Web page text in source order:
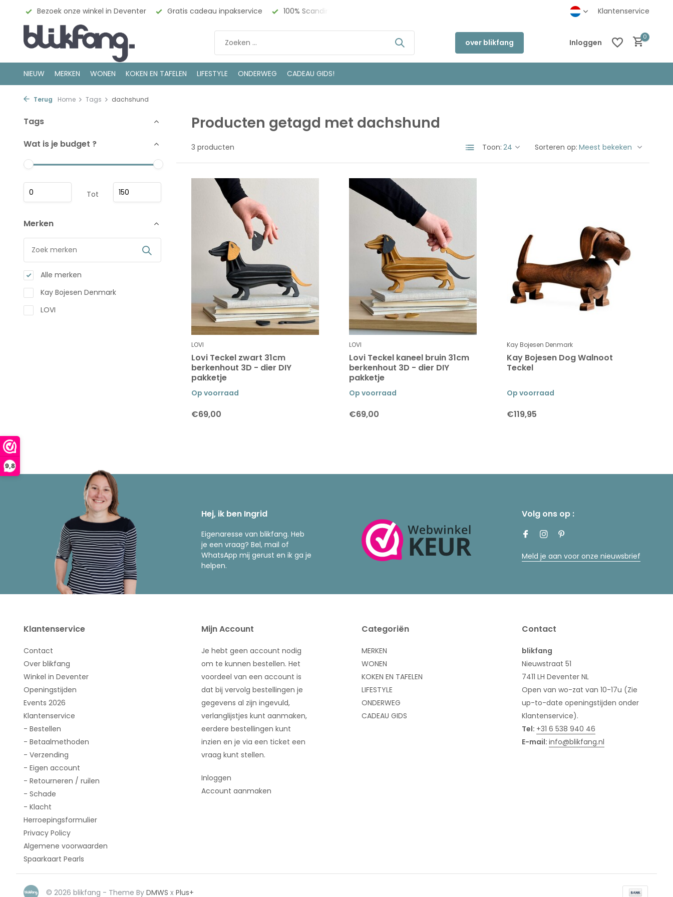
9,8
Bezoek onze winkel in Deventer Gratis cadeau inpakservice 100% Scandinavisch Design Klantenservice
over blikfang Inloggen
0
NIEUW MERKEN WONEN KOKEN EN TAFELEN LIFESTYLE ONDERWEG CADEAU GIDS!
Terug Home Tags dachshund
Tags
Wat is je budget ?
Tot
Merken
Alle merken
Kay Bojesen Denmark
LOVI
Producten getagd met dachshund
3 producten Toon: Sorteren op:
LOVI
Lovi Teckel zwart 31cm
berkenhout 3D - dier DIY
pakketje
Op voorraad
€69,00
LOVI
Lovi Teckel kaneel bruin 31cm
berkenhout 3D - dier DIY
pakketje
Op voorraad
€69,00
Kay Bojesen Denmark
Kay Bojesen Dog Walnoot
Teckel
Op voorraad
€119,95
Hej, ik ben Ingrid
Eigenaresse van blikfang. Heb
je een vraag? Bel, mail of
WhatsApp mij gerust en ik ga je
helpen.
Volg ons op :
Meld je aan voor onze nieuwsbrief
Klantenservice
Contact
Over blikfang
Winkel in Deventer
Openingstijden
Events 2026
Klantenservice
- Bestellen
- Betaalmethoden
- Verzending
- Eigen account
- Retourneren / ruilen
- Schade
- Klacht
Herroepingsformulier
Privacy Policy
Algemene voorwaarden
Spaarkaart Pearls
Mijn Account
Je hebt geen account nodig
om te kunnen bestellen. Het
voordeel van een account is
dat bij vervolg bestellingen je
gegevens al zijn ingevuld,
verlanglijstjes kunt aanmaken,
eerdere bestellingen kunt
inzien en je via een ticket een
vraag kunt stellen.
Inloggen
Account aanmaken
Categoriën
MERKEN
WONEN
KOKEN EN TAFELEN
LIFESTYLE
ONDERWEG
CADEAU GIDS
Contact
blikfang
Nieuwstraat 51
7411 LH Deventer NL
Open van wo-zat van 10-17u (Zie
up-to-date openingstijden onder
Klantenservice).
Tel: +31 6 538 940 46
E-mail: info@blikfang.nl
© 2026 blikfang - Theme By DMWS x Plus+